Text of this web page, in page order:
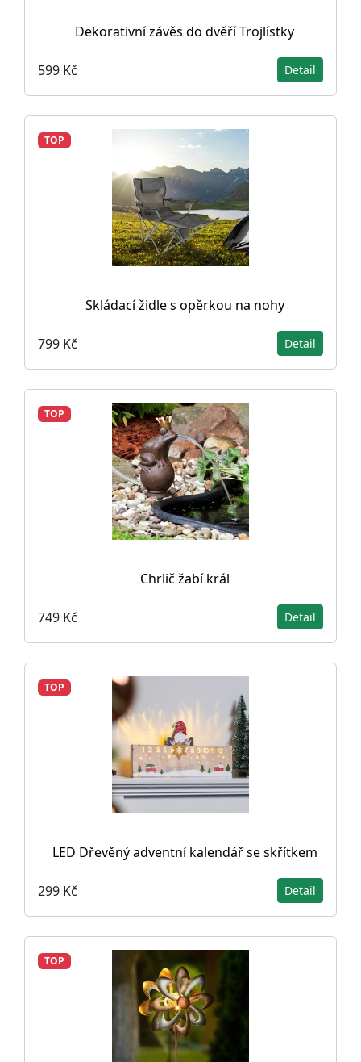
Dekorativní závěs do dvěří Trojlístky
599 Kč Detail
TOP
Skládací židle s opěrkou na nohy
799 Kč Detail
TOP
Chrlič žabí král
749 Kč Detail
TOP
LED Dřevěný adventní kalendář se skřítkem
299 Kč Detail
TOP